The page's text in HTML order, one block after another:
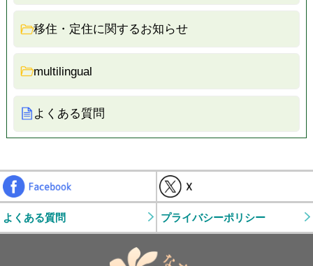
移住・定住に関するお知らせ
multilingual
よくある質問
Facebook
よくある質問 プライバシーポリシー